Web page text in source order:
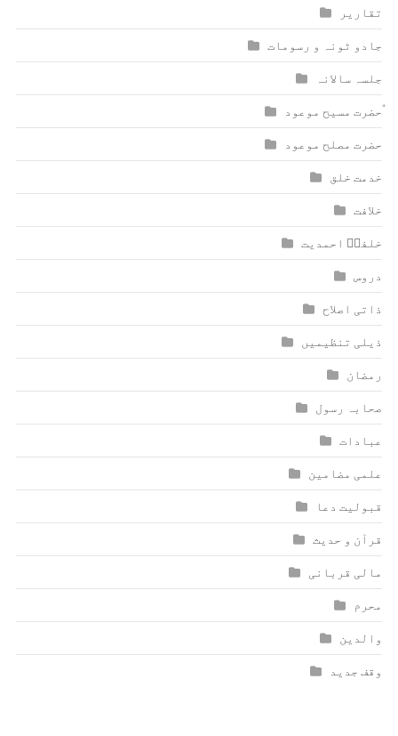
تقاریر
جادو ٹونہ و رسومات
جلسہ سالانہ
ٰؑحضرت مسیح موعود
حضرت مصلح موعود
خدمت خلق
خلافت
خلفاؑ احمدیت
دروس
ذاتی اصلاح
ذیلی تنظیمیں
رمضان
صحابہ رسول
عبادات
علمی مضامین
قبولیت دعا
قرآن و حدیث
مالی قربانی
محرم
والدین
وقف جدید